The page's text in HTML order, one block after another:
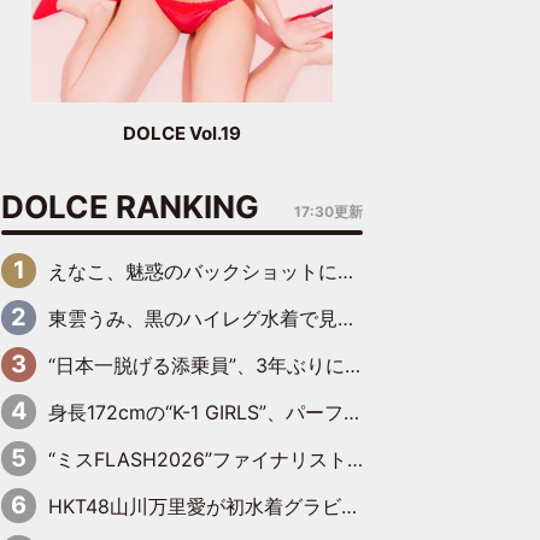
DOLCE Vol.19
DOLCE RANKING 17:30更新
えなこ、魅惑のバックショットに思わずドキッ「世界最高レベルの美しさ」「クールビューティーで良き」「ポーズも表情も完璧」
東雲うみ、黒のハイレグ水着で見せた“わがままボディ”がたまらない「うみちゃんカワイイ」「全てがステキな女神さま」「魅力的です」
“日本一脱げる添乗員”、3年ぶりにグラビアDVDで復活 31歳の艶やかな表情がさえわたる
身長172cmの“K-1 GIRLS”、パーフェクトボディーでグラビアDVDデビュー
“ミスFLASH2026”ファイナリスト、ダンスで鍛え上げた健康的な美ボディー披露
HKT48山川万里愛が初水着グラビア 先輩メンバーも思わず“ガン見”した新たな魅力